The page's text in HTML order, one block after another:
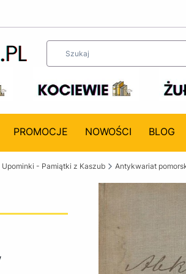
PROMOCJE NOWOŚCI BLOG
- Pamiątki z Kaszub Antykwariat